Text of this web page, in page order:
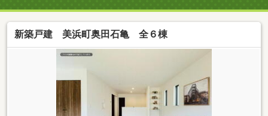
新築戸建 美浜町奥田石亀 全６棟